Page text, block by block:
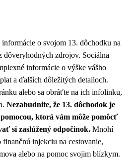
o svojom 13. dôchodku na
dôveryhodných zdrojov. Sociálna
informácie o výške vášho
a ďalších dôležitých detailoch.
alebo sa obráťte na ich infolinku,
Nezabudnite, že 13. dôchodok je
ktorá vám môže pomôcť
si zaslúžený odpočinok. Mnohí
injekciu na cestovanie,
alebo na pomoc svojim blízkym.